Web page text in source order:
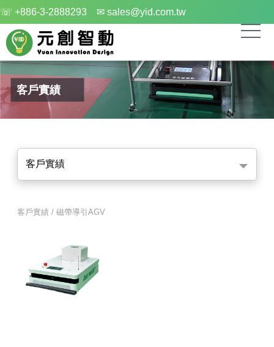
☏ +886-3-2888293 ✉ sales@yid.com.tw
客戶實績
客戶實績
客戶實績 / 磁帶導引AGV